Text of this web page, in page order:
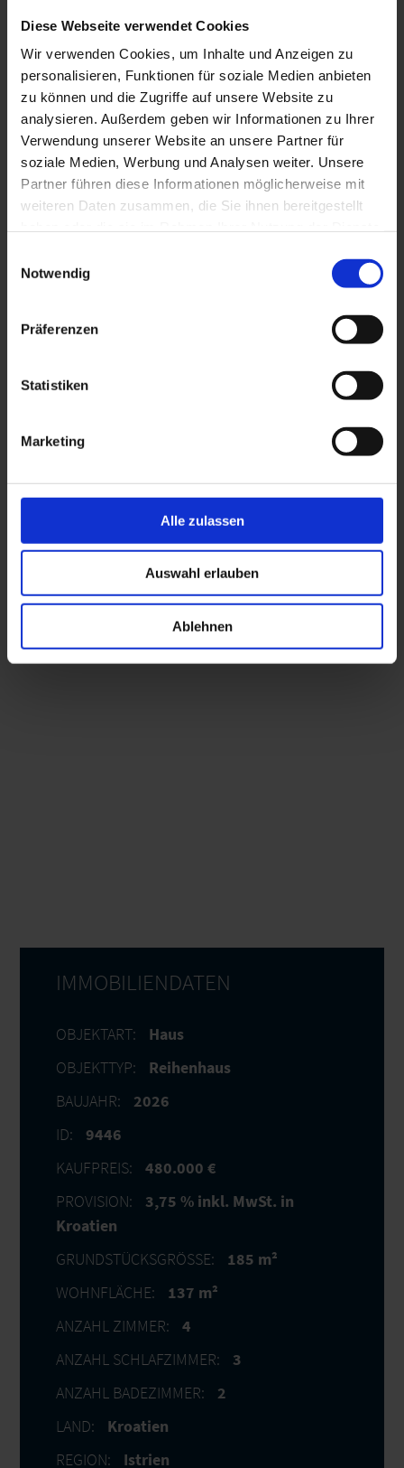
Diese Webseite verwendet Cookies
Wir verwenden Cookies, um Inhalte und Anzeigen zu
personalisieren, Funktionen für soziale Medien anbieten
zu können und die Zugriffe auf unsere Website zu
analysieren. Außerdem geben wir Informationen zu Ihrer
Verwendung unserer Website an unsere Partner für
soziale Medien, Werbung und Analysen weiter. Unsere
Partner führen diese Informationen möglicherweise mit
weiteren Daten zusammen, die Sie ihnen bereitgestellt
Notwendig
Präferenzen
Statistiken
Marketing
Alle zulassen
Auswahl erlauben
Ablehnen
eine der bedeutendsten Küstenstädte an
der Westküste der Halbinsel Istrien in
Kroatien.
Ort: Poreč (Stadt)
Einwohnerzahl: 16.696 (2011)
Region: Istrien
Autobahnentfernung: ca. 10 km *
Nächster Flughafen: Pula / ca. 56 km *
* Die Angabe gilt von der Ortsmitte aus. Die Entfernung der
Immobilie kann je nach Lage abweichen.
IMMOBILIENDATEN
OBJEKTART:
Haus
OBJEKTTYP:
Reihenhaus
BAUJAHR:
2026
ID:
9446
KAUFPREIS:
480.000 €
PROVISION:
3,75 % inkl. MwSt. in
Kroatien
GRUNDSTÜCKSGRÖSSE:
185 m²
WOHNFLÄCHE:
137 m²
ANZAHL ZIMMER:
4
ANZAHL SCHLAFZIMMER:
3
ANZAHL BADEZIMMER:
2
LAND:
Kroatien
REGION:
Istrien